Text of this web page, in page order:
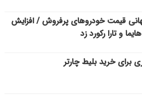
قیمت خودروهای پرفروش / افزایش
و تارا رکورد زد
برای خرید بلیط چارتر